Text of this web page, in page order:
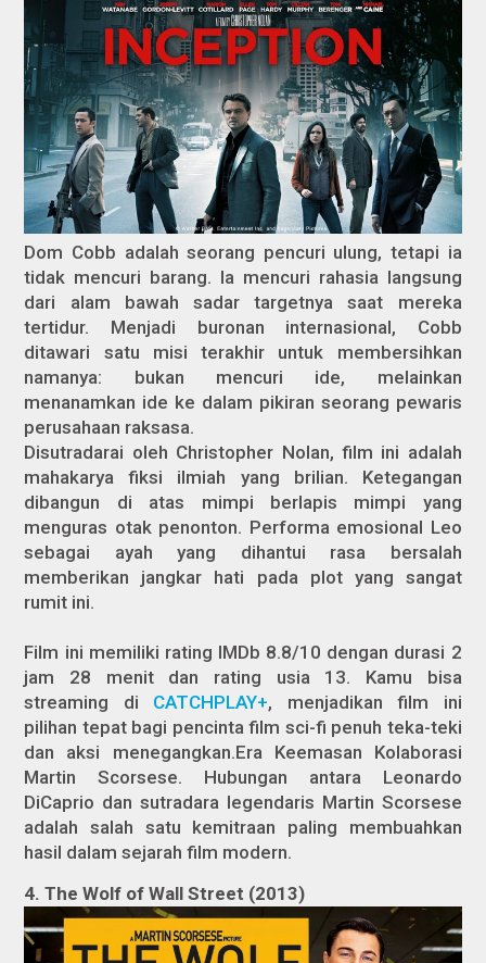
Dom Cobb adalah seorang pencuri ulung, tetapi ia
tidak mencuri barang. Ia mencuri rahasia langsung
dari alam bawah sadar targetnya saat mereka
tertidur. Menjadi buronan internasional, Cobb
ditawari satu misi terakhir untuk membersihkan
namanya: bukan mencuri ide, melainkan
menanamkan ide ke dalam pikiran seorang pewaris
perusahaan raksasa.
Disutradarai oleh Christopher Nolan, film ini adalah
mahakarya fiksi ilmiah yang brilian. Ketegangan
dibangun di atas mimpi berlapis mimpi yang
menguras otak penonton. Performa emosional Leo
sebagai ayah yang dihantui rasa bersalah
memberikan jangkar hati pada plot yang sangat
rumit ini.
Film ini memiliki rating IMDb 8.8/10 dengan durasi 2
jam 28 menit dan rating usia 13. Kamu bisa
streaming di CATCHPLAY+, menjadikan film ini
pilihan tepat bagi pencinta film sci-fi penuh teka-teki
dan aksi menegangkan.Era Keemasan Kolaborasi
Martin Scorsese. Hubungan antara Leonardo
DiCaprio dan sutradara legendaris Martin Scorsese
adalah salah satu kemitraan paling membuahkan
hasil dalam sejarah film modern.
4. The Wolf of Wall Street (2013)